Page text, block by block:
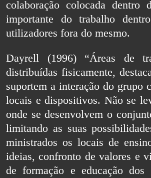
colaboração colocada dentro
importante do trabalho
utilizadores fora do mesmo.
Dayrell (1996) “Áreas de
distribuídas fisicamente,
suportem a interação do grupo
locais e dispositivos. Não se
onde se desenvolvem o
limitando as suas
ministrados os locais de
ideias, confronto de valores e
de formação e educação dos